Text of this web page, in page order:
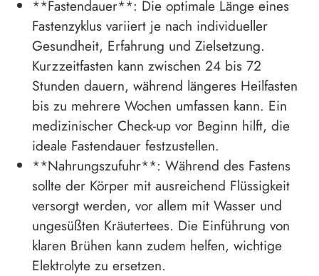
**Fastendauer**: Die optimale Länge eines
Fastenzyklus variiert je nach individueller
Gesundheit, Erfahrung und Zielsetzung.
Kurzzeitfasten kann zwischen 24 bis 72
Stunden dauern, während längeres Heilfasten
bis zu mehrere Wochen umfassen kann. Ein
medizinischer Check-up vor Beginn hilft, die
ideale Fastendauer festzustellen.
**Nahrungszufuhr**: Während des Fastens
sollte der Körper mit ausreichend Flüssigkeit
versorgt werden, vor allem mit Wasser und
ungesüßten Kräutertees. Die Einführung von
klaren Brühen kann zudem helfen, wichtige
Elektrolyte zu ersetzen.